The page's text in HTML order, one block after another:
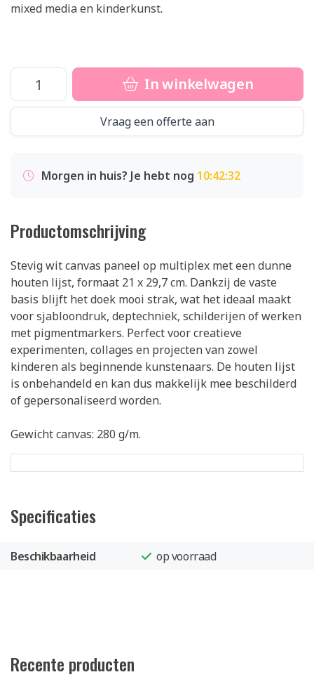
mixed media en kinderkunst.
In winkelwagen
Vraag een offerte aan
Morgen in huis? Je hebt nog 10:42:32
Productomschrijving
Stevig wit canvas paneel op multiplex met een dunne
houten lijst, formaat 21 x 29,7 cm. Dankzij de vaste
basis blijft het doek mooi strak, wat het ideaal maakt
voor sjabloondruk, deptechniek, schilderijen of werken
met pigmentmarkers. Perfect voor creatieve
experimenten, collages en projecten van zowel
kinderen als beginnende kunstenaars. De houten lijst
is onbehandeld en kan dus makkelijk mee beschilderd
of gepersonaliseerd worden.
Gewicht canvas: 280 g/m.
Specificaties
Beschikbaarheid op voorraad
Recente producten